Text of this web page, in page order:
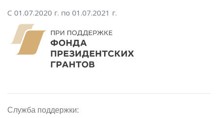
С 01.07.2020 г. по 01.07.2021 г.
Служба поддержки: